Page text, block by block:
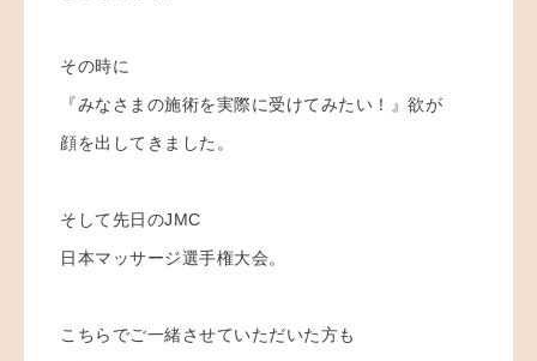
その時に
『みなさまの施術を実際に受けてみたい！』欲が
顔を出してきました。
そして先日のJMC
日本マッサージ選手権大会。
こちらでご一緒させていただいた方も